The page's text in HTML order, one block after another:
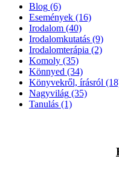
Blog (6)
Események (16)
Irodalom (40)
Irodalomkutatás (9)
Irodalomterápia (2)
Komoly (35)
Könnyed (34)
Könyvekről, írásról
Nagyvilág (35)
Tanulás (1)